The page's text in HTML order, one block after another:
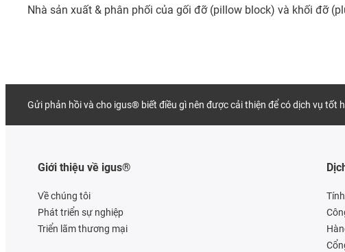
Nhà sản xuất & phân phối của gối đỡ (pillow block) và khối đỡ
Gửi phản hồi và cho igus® biết điều gì nên được cải thiện để có dịch vụ tốt
Giới thiệu về igus®
Về chúng tôi
Phát triển sự nghiệp
Triển lãm thương mại